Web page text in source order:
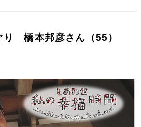
橋本邦彦さん（55）